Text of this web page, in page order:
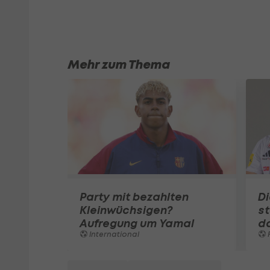
Mehr zum Thema
Party mit bezahlten
Kleinwüchsigen?
Aufregung um Yamal
International